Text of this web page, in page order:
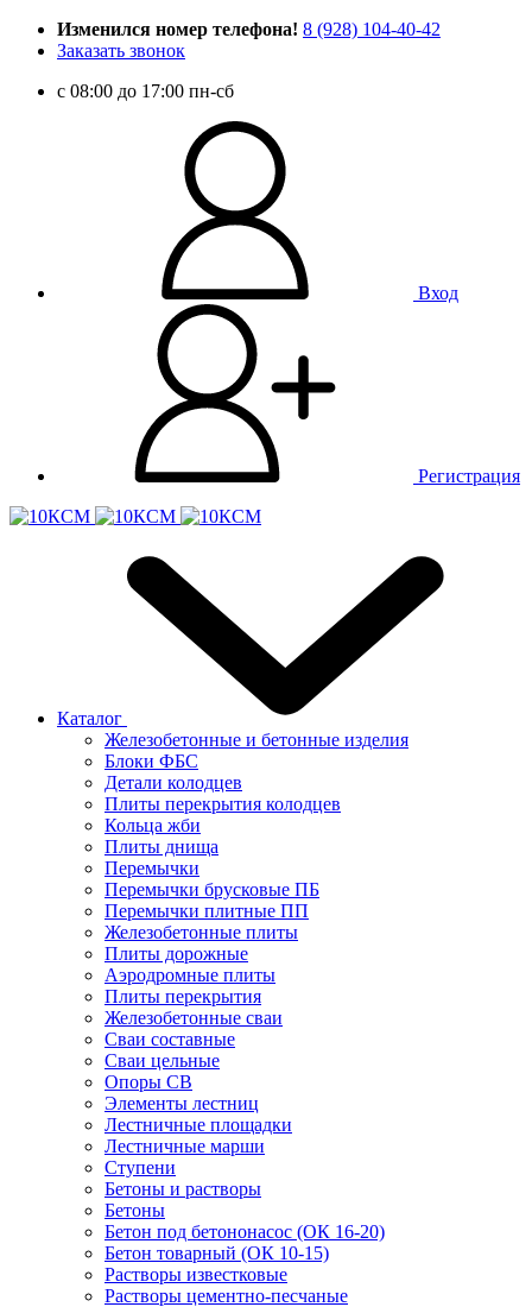
Изменился номер телефона! 8 (928) 104-40-42
Заказать звонок
c 08:00 до 17:00 пн-сб
Вход
Регистрация
Каталог
Железобетонные и бетонные изделия
Блоки ФБС
Детали колодцев
Плиты перекрытия колодцев
Кольца жби
Плиты днища
Перемычки
Перемычки брусковые ПБ
Перемычки плитные ПП
Железобетонные плиты
Плиты дорожные
Аэродромные плиты
Плиты перекрытия
Железобетонные сваи
Сваи составные
Сваи цельные
Опоры СВ
Элементы лестниц
Лестничные площадки
Лестничные марши
Ступени
Бетоны и растворы
Бетоны
Бетон под бетононасос (ОК 16-20)
Бетон товарный (ОК 10-15)
Растворы известковые
Растворы цементно-песчаные